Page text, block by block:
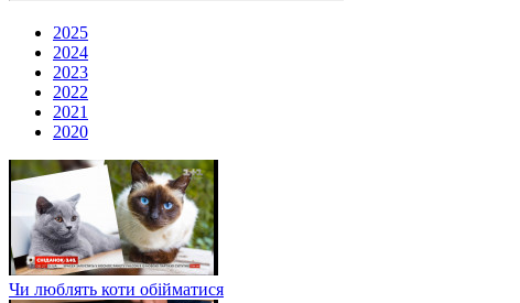
2025
2024
2023
2022
2021
2020
Чи люблять коти обійматися